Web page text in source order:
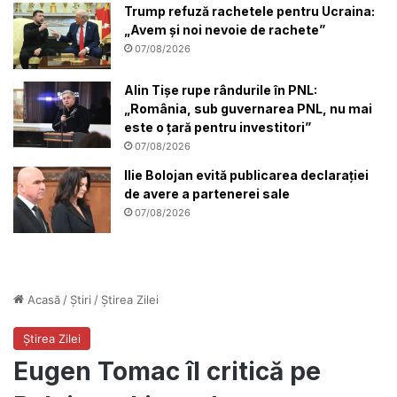
Trump refuză rachetele pentru Ucraina:
„Avem și noi nevoie de rachete”
07/08/2026
Alin Tișe rupe rândurile în PNL:
„România, sub guvernarea PNL, nu mai
este o țară pentru investitori”
07/08/2026
Ilie Bolojan evită publicarea declarației
de avere a partenerei sale
07/08/2026